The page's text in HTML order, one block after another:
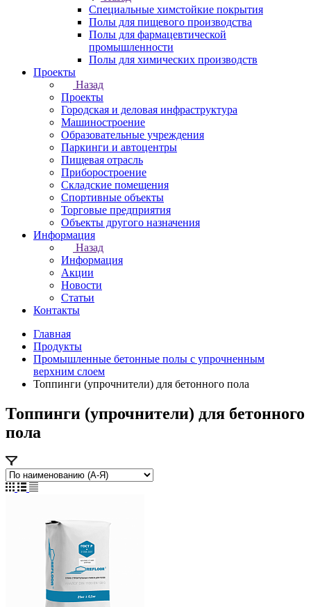
Специальные химстойкие покрытия
Полы для пищевого производства
Полы для фармацевтической
промышленности
Полы для химических производств
Проекты
Назад
Проекты
Городская и деловая инфраструктура
Машиностроение
Образовательные учреждения
Паркинги и автоцентры
Пищевая отрасль
Приборостроение
Складские помещения
Спортивные объекты
Торговые предприятия
Объекты другого назначения
Информация
Назад
Информация
Акции
Новости
Статьи
Контакты
Главная
Продукты
Промышленные бетонные полы с упрочненным
верхним слоем
Топпинги (упрочнители) для бетонного пола
Топпинги (упрочнители) для бетонного
пола